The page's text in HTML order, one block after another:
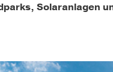
Solaranlagen